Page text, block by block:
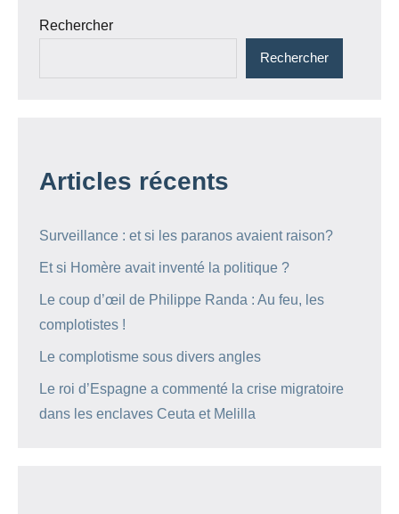
Rechercher
Rechercher
Articles récents
Surveillance : et si les paranos avaient raison?
Et si Homère avait inventé la politique ?
Le coup d’œil de Philippe Randa : Au feu, les
complotistes !
Le complotisme sous divers angles
Le roi d’Espagne a commenté la crise migratoire
dans les enclaves Ceuta et Melilla